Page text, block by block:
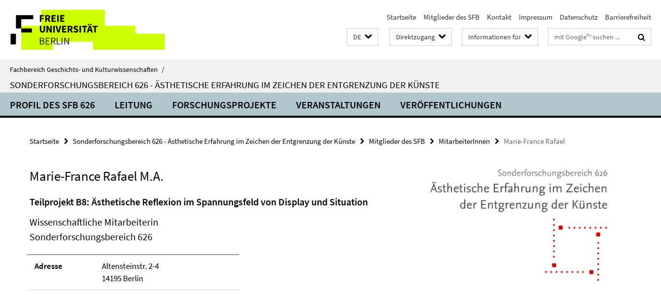
direkt
Inhalt
Service-
Navigation
Startseite Mitglieder des SFB Kontakt Impressum Datenschutz Barrierefreiheit
DE Direktzugang Informationen für Suchbegriffe
Fachbereich Geschichts- und Kulturwissenschaften /
SONDERFORSCHUNGSBEREICH 626 - ÄSTHETISCHE ERFAHRUNG IM ZEICHEN DER ENTGRENZUNG DER KÜNSTE
PROFIL DES SFB 626 LEITUNG FORSCHUNGSPROJEKTE VERANSTALTUNGEN VERÖFFENTLICHUNGEN
Startseite Sonderforschungsbereich 626 - Ästhetische Erfahrung im Zeichen der Entgrenzung der Künste Mitglieder des SFB MitarbeiterInnen Marie-France Rafael
Marie-France Rafael M.A.
Teilprojekt B8: Ästhetische Reflexion im Spannungsfeld von Display und Situation
Wissenschaftliche Mitarbeiterin
Sonderforschungsbereich 626
Adresse
Altensteinstr. 2-4
14195 Berlin